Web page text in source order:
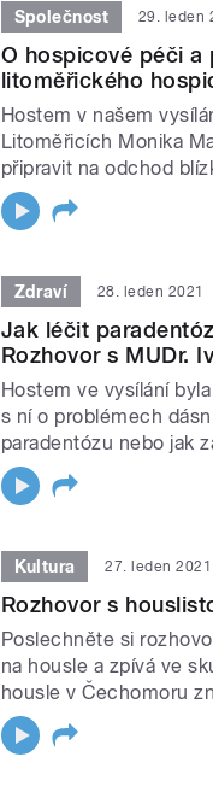
Společnost 29. leden
O hospicové péči a
litoměřického
Hostem v našem
Litoměřicích Monika
připravit na odchod
Zdraví 28. leden 2021
Jak léčit
Rozhovor s MUDr.
Hostem ve vysílání
s ní o problémech
paradentózu nebo jak
Kultura 27. leden 2021
Rozhovor s
Poslechněte si
na housle a zpívá ve
housle v Čechomoru